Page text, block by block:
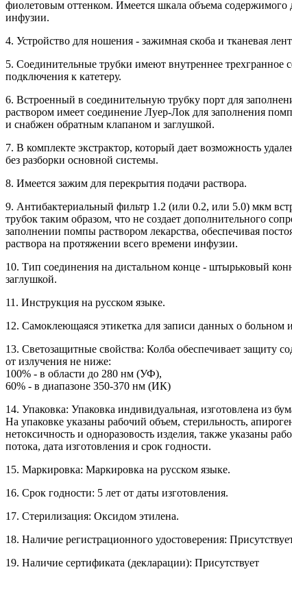
фиолетовым оттенком. Имеется шкала объема содержимого
инфузии.
4. Устройство для ношения - зажимная скоба и тканевая
5. Соединительные трубки имеют внутреннее трехгранное
подключения к катетеру.
6. Встроенный в соединительную трубку порт для
раствором имеет соединение Луер-Лок для заполнения
и снабжен обратным клапаном и заглушкой.
7. В комплекте экстрактор, который дает возможность
без разборки основной системы.
8. Имеется зажим для перекрытия подачи раствора.
9. Антибактериальный фильтр 1.2 (или 0.2, или 5.0) мкм
трубок таким образом, что не создает дополнительного
заполнении помпы раствором лекарства, обеспечивая
раствора на протяжении всего времени инфузии.
10. Тип соединения на дистальном конце - штырьковый
заглушкой.
11. Инструкция на русском языке.
12. Самоклеющаяся этикетка для записи данных о больном
13. Светозащитные свойства: Колба обеспечивает защиту
от излучения не ниже:
100% - в области до 280 нм (УФ),
60% - в диапазоне 350-370 нм (ИК)
14. Упаковка: Упаковка индивидуальная, изготовлена из
На упаковке указаны рабочий объем, стерильность,
нетоксичность и одноразовость изделия, также указаны
потока, дата изготовления и срок годности.
15. Маркировка: Маркировка на русском языке.
16. Срок годности: 5 лет от даты изготовления.
17. Стерилизация: Оксидом этилена.
18. Наличие регистрационного удостоверения:
19. Наличие сертификата (декларации): Присутствует